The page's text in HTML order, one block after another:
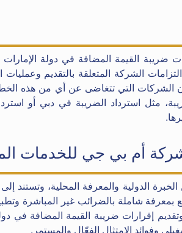
ضريبة القيمة المضافة في دولة الإمارات
الشركة المتعلقة بالتقديم وعمليات
إن الشركات التي تتغاضى عن أي من هذه
مثل استرداد الضريبة في دبي أو
شركة أم بي جي للخدمات
بمعرفة شاملة بالضرائب غير المباشرة
إقرارات ضريبة القيمة المضافة في
وفوائد الامتثال الفعّال والمستمر.